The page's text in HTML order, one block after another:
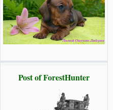
Post of ForestHunter